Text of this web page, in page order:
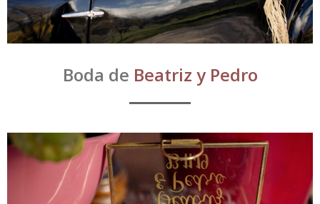
Boda de Beatriz y Pedro